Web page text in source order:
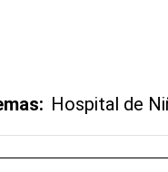
Hospital de